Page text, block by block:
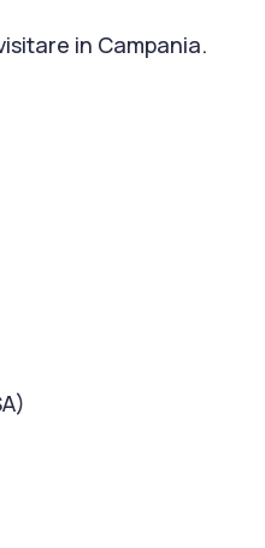
in Campania.